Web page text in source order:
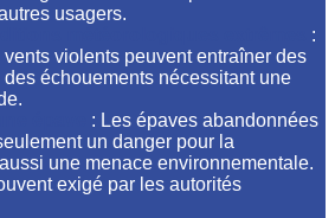
usagers.
:
vents violents peuvent entraîner des
échouements nécessitant une
: Les épaves abandonnées
un danger pour la
une menace environnementale.
exigé par les autorités